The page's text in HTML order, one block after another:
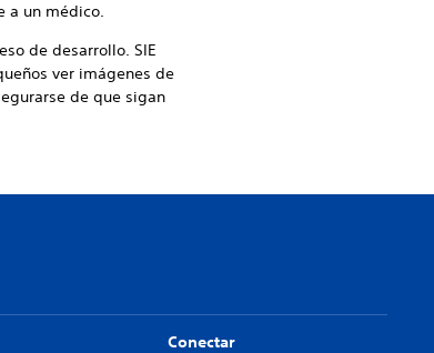
a un médico.
de desarrollo. SIE
ver imágenes de
de que sigan
Conectar